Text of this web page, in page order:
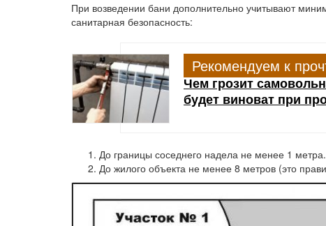
При возведении бани дополнительно учитывают
санитарная безопасность:
Рекомендуем к
Чем грозит
будет виноват при
До границы соседнего надела не менее 1 метра.
До жилого объекта не менее 8 метров (это